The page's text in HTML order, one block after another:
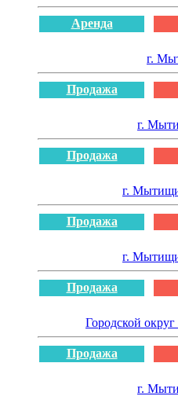
Аренда
г.
Продажа
г.
Продажа
г.
Продажа
г.
Продажа
Городской
Продажа
г.